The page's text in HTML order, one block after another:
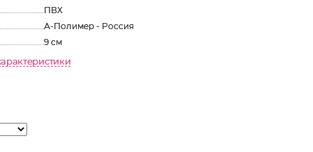
ПВХ
А-Полимер - Россия
9 см